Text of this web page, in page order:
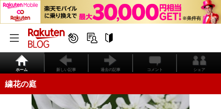
ホーム 新しい記事 過去の記事 コメント シェア
繍花の庭